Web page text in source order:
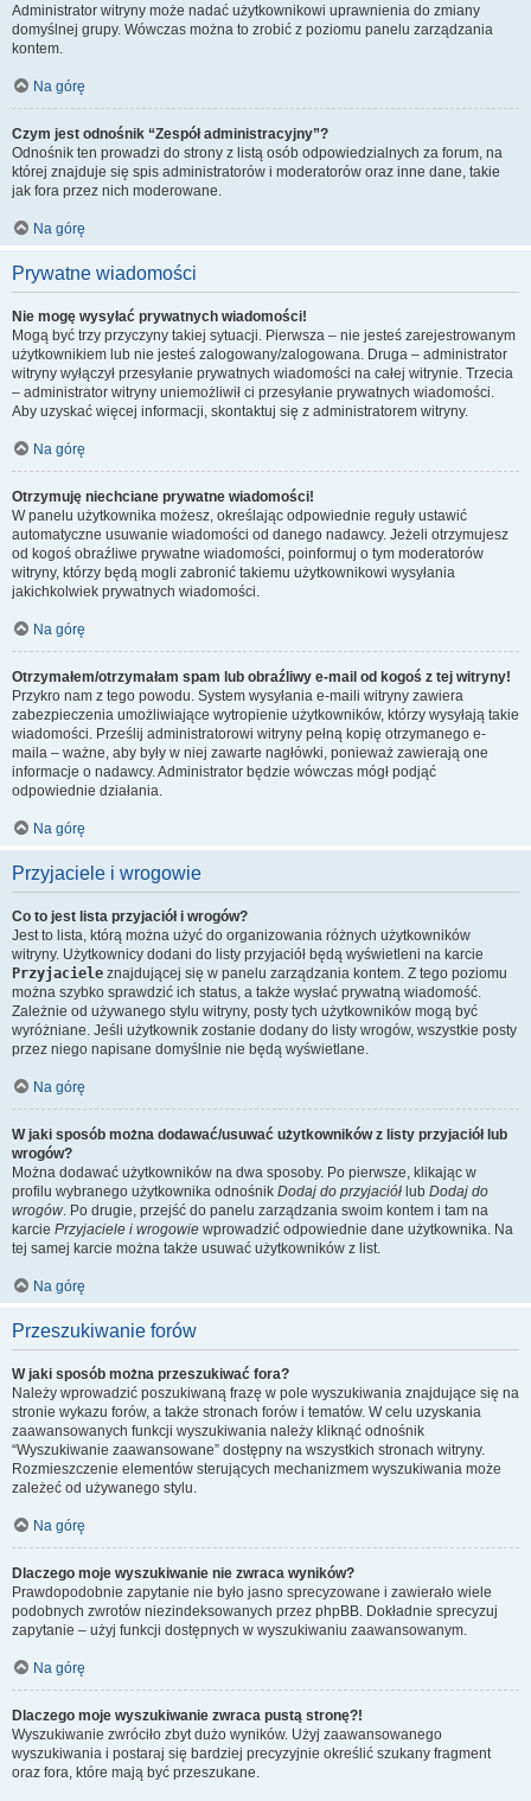
Administrator witryny może nadać użytkownikowi uprawnienia do zmiany
domyślnej grupy. Wówczas można to zrobić z poziomu panelu zarządzania
kontem.
Na górę
Czym jest odnośnik “Zespół administracyjny”?
Odnośnik ten prowadzi do strony z listą osób odpowiedzialnych za forum, na
której znajduje się spis administratorów i moderatorów oraz inne dane, takie
jak fora przez nich moderowane.
Na górę
Prywatne wiadomości
Nie mogę wysyłać prywatnych wiadomości!
Mogą być trzy przyczyny takiej sytuacji. Pierwsza – nie jesteś zarejestrowanym
użytkownikiem lub nie jesteś zalogowany/zalogowana. Druga – administrator
witryny wyłączył przesyłanie prywatnych wiadomości na całej witrynie. Trzecia
– administrator witryny uniemożliwił ci przesyłanie prywatnych wiadomości.
Aby uzyskać więcej informacji, skontaktuj się z administratorem witryny.
Na górę
Otrzymuję niechciane prywatne wiadomości!
W panelu użytkownika możesz, określając odpowiednie reguły ustawić
automatyczne usuwanie wiadomości od danego nadawcy. Jeżeli otrzymujesz
od kogoś obraźliwe prywatne wiadomości, poinformuj o tym moderatorów
witryny, którzy będą mogli zabronić takiemu użytkownikowi wysyłania
jakichkolwiek prywatnych wiadomości.
Na górę
Otrzymałem/otrzymałam spam lub obraźliwy e-mail od kogoś z tej witryny!
Przykro nam z tego powodu. System wysyłania e-maili witryny zawiera
zabezpieczenia umożliwiające wytropienie użytkowników, którzy wysyłają takie
wiadomości. Prześlij administratorowi witryny pełną kopię otrzymanego e-
maila – ważne, aby były w niej zawarte nagłówki, ponieważ zawierają one
informacje o nadawcy. Administrator będzie wówczas mógł podjąć
odpowiednie działania.
Na górę
Przyjaciele i wrogowie
Co to jest lista przyjaciół i wrogów?
Jest to lista, którą można użyć do organizowania różnych użytkowników
witryny. Użytkownicy dodani do listy przyjaciół będą wyświetleni na karcie
Przyjaciele znajdującej się w panelu zarządzania kontem. Z tego poziomu
można szybko sprawdzić ich status, a także wysłać prywatną wiadomość.
Zależnie od używanego stylu witryny, posty tych użytkowników mogą być
wyróżniane. Jeśli użytkownik zostanie dodany do listy wrogów, wszystkie posty
przez niego napisane domyślnie nie będą wyświetlane.
Na górę
W jaki sposób można dodawać/usuwać użytkowników z listy przyjaciół lub
wrogów?
Można dodawać użytkowników na dwa sposoby. Po pierwsze, klikając w
profilu wybranego użytkownika odnośnik Dodaj do przyjaciół lub Dodaj do
wrogów. Po drugie, przejść do panelu zarządzania swoim kontem i tam na
karcie Przyjaciele i wrogowie wprowadzić odpowiednie dane użytkownika. Na
tej samej karcie można także usuwać użytkowników z list.
Na górę
Przeszukiwanie forów
W jaki sposób można przeszukiwać fora?
Należy wprowadzić poszukiwaną frazę w pole wyszukiwania znajdujące się na
stronie wykazu forów, a także stronach forów i tematów. W celu uzyskania
zaawansowanych funkcji wyszukiwania należy kliknąć odnośnik
“Wyszukiwanie zaawansowane” dostępny na wszystkich stronach witryny.
Rozmieszczenie elementów sterujących mechanizmem wyszukiwania może
zależeć od używanego stylu.
Na górę
Dlaczego moje wyszukiwanie nie zwraca wyników?
Prawdopodobnie zapytanie nie było jasno sprecyzowane i zawierało wiele
podobnych zwrotów niezindeksowanych przez phpBB. Dokładnie sprecyzuj
zapytanie – użyj funkcji dostępnych w wyszukiwaniu zaawansowanym.
Na górę
Dlaczego moje wyszukiwanie zwraca pustą stronę?!
Wyszukiwanie zwróciło zbyt dużo wyników. Użyj zaawansowanego
wyszukiwania i postaraj się bardziej precyzyjnie określić szukany fragment
oraz fora, które mają być przeszukane.